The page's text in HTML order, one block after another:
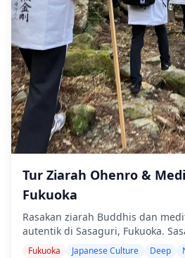
mungkin untuk mengambil
waktu.) ・Pengembangan film
dilakukan oleh wisatawan. ・
atau koreksi kosmetik yang akan
adalah film, foto tidak dapat
pemotretan. Oleh karena itu,
di luar fokus atau gambar yang
disertakan. Harap mengerti ini. ■Termasuk: ・Pemandu
Fotografi yang berbicara bahasa
Korea sesuai dengan preferensi
Perawatan medis tanpa uang
atau penyakit selama tur ■Tidak termasuk: ・Jika Anda
ingin melakukan pemotretan di
atau di beberapa lokasi, biaya
atau biaya masuk ke tempat-
berlaku. ・Biaya transportasi
Biaya pengembangan film dan konversi
Tur Ziarah Ohenro &
Fukuoka
Rasakan ziarah Buddhis dan
autentik di Sasaguri, Fukuoka.
bagi "Ziarah 88 Kuil Sasaguri
Fukuoka Japanese Culture Deep